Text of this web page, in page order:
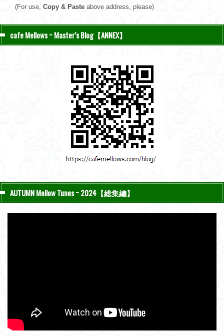
(For use, Copy & Paste above address, please)
cafe Mellows ~ Master’s Blog【ANNEX】
AUTUMN Mellow Tunes ~ 2024【総集編】